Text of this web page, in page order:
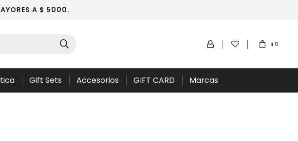
A $ 5000.
Gift Sets Accesorios GIFT CARD Marcas
$ 0